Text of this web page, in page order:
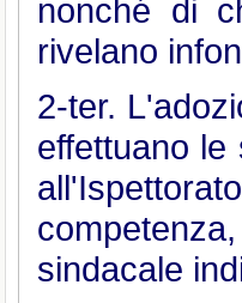
nonché di
rivelano
2-ter.
effettuano
sindacale